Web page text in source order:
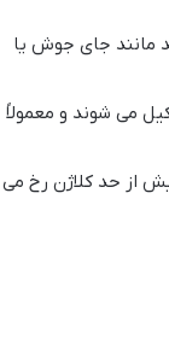
مانند جای جوش یا
می شوند و معمولاً
از حد کلاژن رخ می